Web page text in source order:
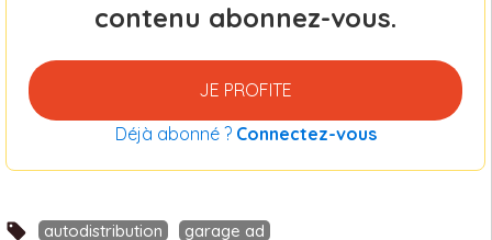
contenu abonnez-vous.
JE PROFITE
Déjà abonné ? Connectez-vous
autodistribution garage ad